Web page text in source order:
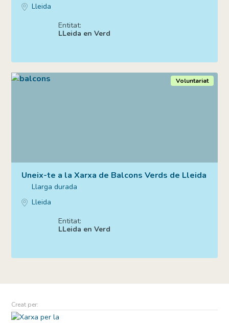
Lleida
Entitat:
LLeida en Verd
Uneix-te a la Xarxa de Balcons Verds de Lleida
Llarga durada
Lleida
Voluntariat
Entitat:
LLeida en Verd
Creat per: